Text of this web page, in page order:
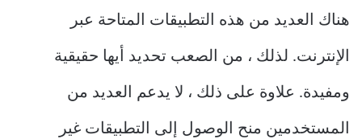
هناك العديد من هذه التطبيقات المتاحة عبر
الإنترنت. لذلك ، من الصعب تحديد أيها حقيقية
ومفيدة. علاوة على ذلك ، لا يدعم العديد من
المستخدمين منح الوصول إلى التطبيقات غير